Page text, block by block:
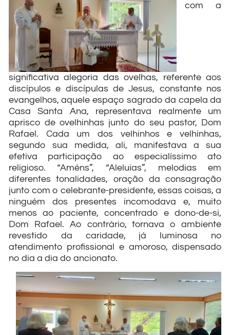
com a
significativa alegoria das ovelhas, referente aos
discípulos e discípulas de Jesus, constante nos
evangelhos, aquele espaço sagrado da capela da
Casa Santa Ana, representava realmente um
aprisco de ovelhinhas junto do seu pastor, Dom
Rafael. Cada um dos velhinhos e velhinhas,
segundo sua medida, ali, manifestava a sua
efetiva participação ao especialíssimo ato
religioso. “Améns”, “Aleluias”, melodias em
diferentes tonalidades, oração da consagração
junto com o celebrante-presidente, essas coisas, a
ninguém dos presentes incomodava e, muito
menos ao paciente, concentrado e dono-de-si,
Dom Rafael. Ao contrário, tornava o ambiente
revestido da caridade, já luminosa no
atendimento profissional e amoroso, dispensado
no dia a dia do ancionato.